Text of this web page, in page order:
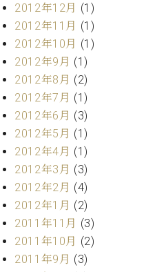
律
)
ア
フ
ー
サ
ー
ビ
ス
(調
律)
調
律
師
紹
2012年12月 (1)
2012年11月 (1)
2012年10月 (1)
2012年9月 (1)
2012年8月 (2)
2012年7月 (1)
2012年6月 (3)
2012年5月 (1)
2012年4月 (1)
2012年3月 (3)
2012年2月 (4)
2012年1月 (2)
2011年11月 (3)
2011年10月 (2)
2011年9月 (3)